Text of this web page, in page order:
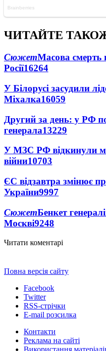
ЧИТАЙТЕ
СюжетМасова
Росії16264
У Білорусі засудили
Міхалка16059
Другий за день: у РФ
генерала13229
У МЗС РФ відкинули
війни10703
ЄС відзавтра змінює
України9997
СюжетБенкет
Москві9248
Читати коментарі
Повна версія сайту
Facebook
Twitter
RSS-стрічки
E-mail розсилка
Контакти
Реклама на сайті
Використання